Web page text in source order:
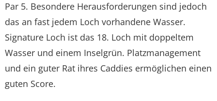
Par 5. Besondere Herausforderungen sind jedoch
das an fast jedem Loch vorhandene Wasser.
Signature Loch ist das 18. Loch mit doppeltem
Wasser und einem Inselgrün. Platzmanagement
und ein guter Rat ihres Caddies ermöglichen einen
guten Score.